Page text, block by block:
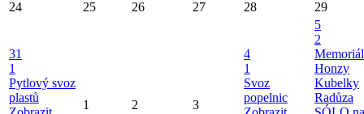
24 25 26 27 28 29
31
1
Pytlový svoz
plastů
1 2 3
4
1
Svoz
popelnic
5
2
Memoriál
Honzy
Kubelky
Radůza